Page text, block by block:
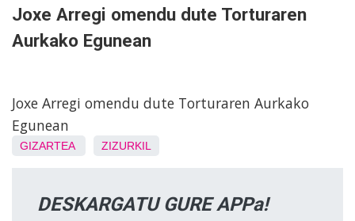
Joxe Arregi omendu dute Torturaren
Aurkako Egunean
Joxe Arregi omendu dute Torturaren Aurkako
Egunean
GIZARTEA ZIZURKIL
DESKARGATU GURE APPa!